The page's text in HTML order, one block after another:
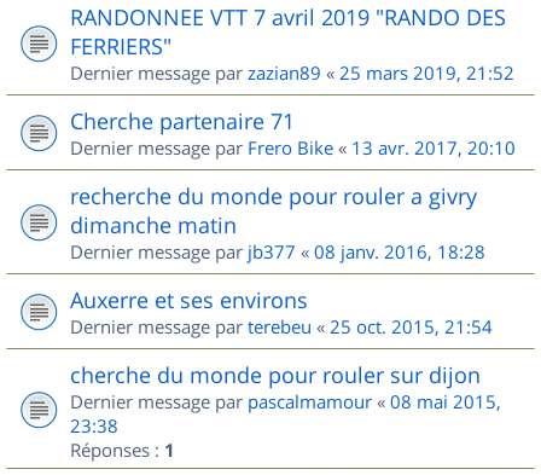
RANDONNEE VTT 7 avril 2019 "RANDO DES
FERRIERS"
Dernier message par zazian89 « 25 mars 2019, 21:52
Cherche partenaire 71
Dernier message par Frero Bike « 13 avr. 2017, 20:10
recherche du monde pour rouler a givry
dimanche matin
Dernier message par jb377 « 08 janv. 2016, 18:28
Auxerre et ses environs
Dernier message par terebeu « 25 oct. 2015, 21:54
cherche du monde pour rouler sur dijon
Dernier message par pascalmamour « 08 mai 2015,
23:38
Réponses : 1